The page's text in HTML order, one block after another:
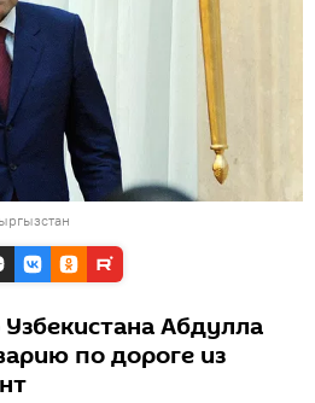
Абдулла
по дороге из